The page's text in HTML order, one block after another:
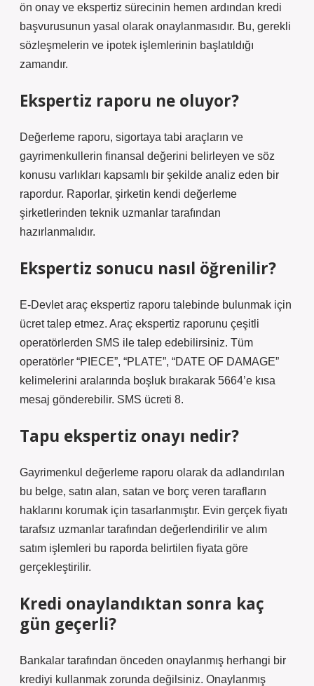
ön onay ve ekspertiz sürecinin hemen ardından kredi
başvurusunun yasal olarak onaylanmasıdır. Bu, gerekli
sözleşmelerin ve ipotek işlemlerinin başlatıldığı
zamandır.
Ekspertiz raporu ne oluyor?
Değerleme raporu, sigortaya tabi araçların ve
gayrimenkullerin finansal değerini belirleyen ve söz
konusu varlıkları kapsamlı bir şekilde analiz eden bir
rapordur. Raporlar, şirketin kendi değerleme
şirketlerinden teknik uzmanlar tarafından
hazırlanmalıdır.
Ekspertiz sonucu nasıl öğrenilir?
E-Devlet araç ekspertiz raporu talebinde bulunmak için
ücret talep etmez. Araç ekspertiz raporunu çeşitli
operatörlerden SMS ile talep edebilirsiniz. Tüm
operatörler “PIECE”, “PLATE”, “DATE ​​​​OF DAMAGE”
kelimelerini aralarında boşluk bırakarak 5664’e kısa
mesaj gönderebilir. SMS ücreti 8.
Tapu ekspertiz onayı nedir?
Gayrimenkul değerleme raporu olarak da adlandırılan
bu belge, satın alan, satan ve borç veren tarafların
haklarını korumak için tasarlanmıştır. Evin gerçek fiyatı
tarafsız uzmanlar tarafından değerlendirilir ve alım
satım işlemleri bu raporda belirtilen fiyata göre
gerçekleştirilir.
Kredi onaylandıktan sonra kaç
gün geçerli?
Bankalar tarafından önceden onaylanmış herhangi bir
krediyi kullanmak zorunda değilsiniz. Onaylanmış